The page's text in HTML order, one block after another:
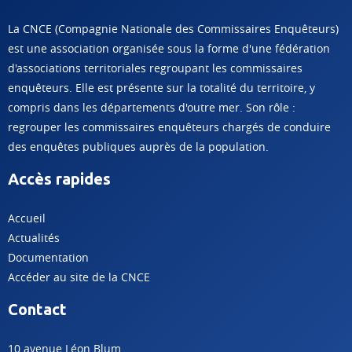
La CNCE (Compagnie Nationale des Commissaires Enquêteurs)
est une association organisée sous la forme d'une fédération
d'associations territoriales regroupant les commissaires
enquêteurs. Elle est présente sur la totalité du territoire, y
compris dans les départements d'outre mer. Son rôle :
regrouper les commissaires enquêteurs chargés de conduire
des enquêtes publiques auprès de la population.
Accès rapides
Accueil
Actualités
Documentation
Accéder au site de la CNCE
Contact
10 avenue Léon Blum